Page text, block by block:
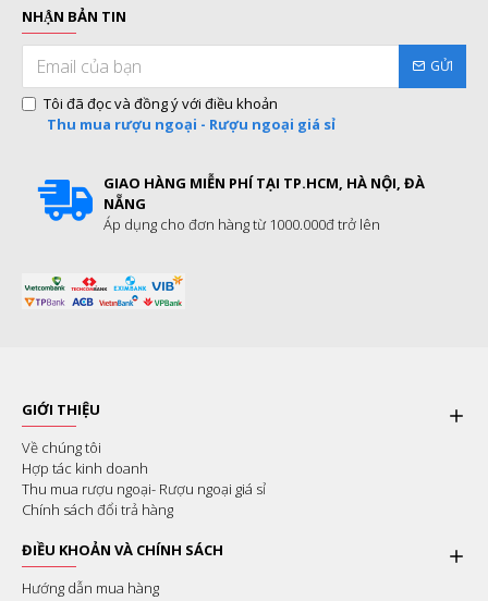
NHẬN BẢN TIN
GỬI
Tôi đã đọc và đồng ý với điều khoản
Thu mua rượu ngoại - Rượu ngoại giá sỉ
GIAO HÀNG MIỄN PHÍ TẠI TP.HCM, HÀ NỘI, ĐÀ
NẴNG
Áp dụng cho đơn hàng từ 1000.000đ trở lên
GIỚI THIỆU
Về chúng tôi
Hợp tác kinh doanh
Thu mua rượu ngoại- Rượu ngoại giá sỉ
Chính sách đổi trả hàng
ĐIỀU KHOẢN VÀ CHÍNH SÁCH
Hướng dẫn mua hàng